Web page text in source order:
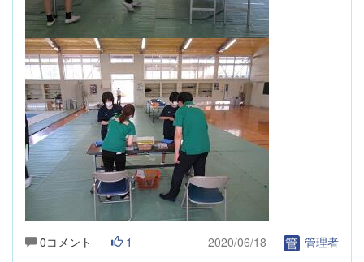
0コメント 1 2020/06/18 管理者